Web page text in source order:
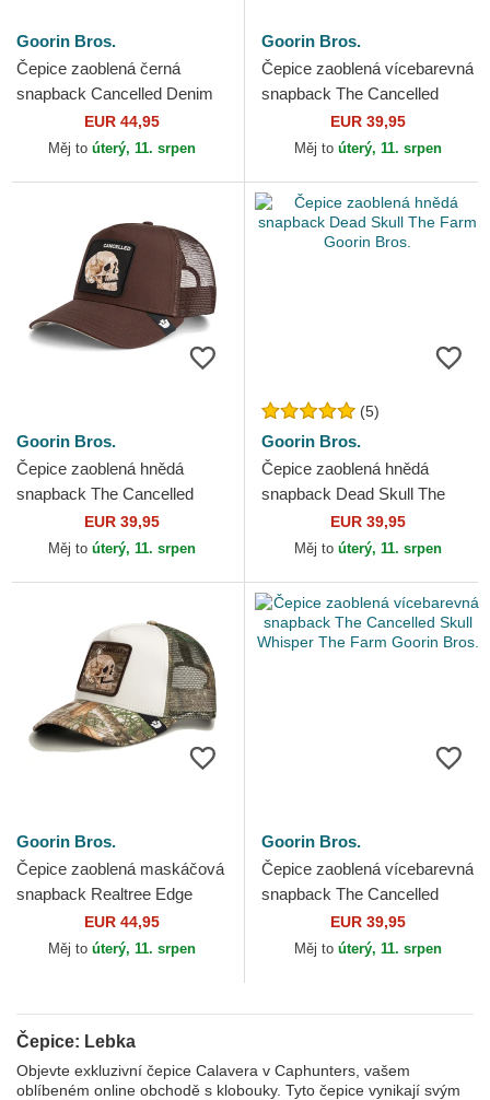
Goorin Bros.
Čepice zaoblená černá
snapback Cancelled Denim
Skull The Farm Goorin Bros.
EUR 44,95
Měj to úterý, 11. srpen
Goorin Bros.
Čepice zaoblená vícebarevná
snapback The Cancelled
Skull The Farm Goorin Bros.
EUR 39,95
Měj to úterý, 11. srpen
Goorin Bros.
Čepice zaoblená hnědá
snapback The Cancelled
Skull Grit The Farm Goorin
Bros.
EUR 39,95
Měj to úterý, 11. srpen
(5)
Goorin Bros.
Čepice zaoblená hnědá
snapback Dead Skull The
Farm Goorin Bros.
EUR 39,95
Měj to úterý, 11. srpen
Goorin Bros.
Čepice zaoblená maskáčová
snapback Realtree Edge
Cancelled Skull The Farm
Goorin Bros.
EUR 44,95
Měj to úterý, 11. srpen
Goorin Bros.
Čepice zaoblená vícebarevná
snapback The Cancelled
Skull Whisper The Farm
Goorin Bros.
EUR 39,95
Měj to úterý, 11. srpen
Čepice: Lebka
Objevte exkluzivní čepice Calavera v Caphunters, vašem
oblíbeném online obchodě s klobouky. Tyto čepice vynikají svým